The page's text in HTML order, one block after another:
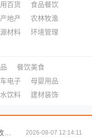
百货
食品餐饮
地产
农林牧渔
材料
环境管理
餐饮美食
电子
母婴用品
饮料 建材装饰
2026-08-07 12:14:11